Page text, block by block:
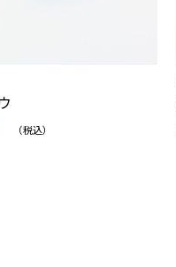
続ける
（税込）